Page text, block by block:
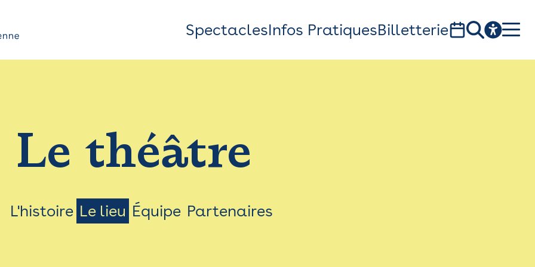
Top
Bar
Menu
SpectaclesInfos PratiquesBilletterie
Le théâtre
L'histoire Le lieu Équipe Partenaires